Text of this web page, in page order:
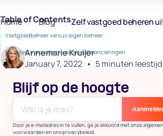
Table of Contents
Vastgoedbeheer versus eigen beheer
Briqwise: innovatie in vastgoedfinancieringen
Blijf op de hoogte
Door je e-mailadres in te vullen, ga je akkoord met onze
voorwaarden en ons privacybeleid.
Home Blog Zelf vastgoed beheren
Annemarie Kruijer
January 7, 2022 • 5minuten leestijd
Zelf vastgoed
Briqwise?